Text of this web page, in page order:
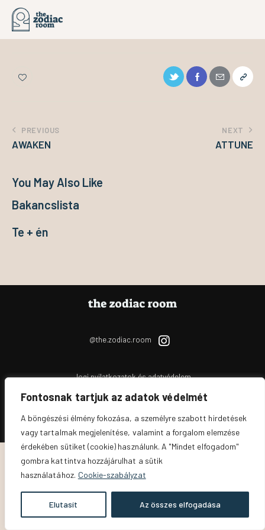
Fontosnak tartjuk az adatok védelmét
A böngészési élmény fokozása, a személyre szabott hirdetések
vagy tartalmak megjelenítése, valamint a forgalom elemzése
érdekében sütiket (cookie) használunk. A "Mindet elfogadom"
gombra kattintva hozzájárulhat a sütik
használatához. Cookie-szabályzat
Elutasít Az összes elfogadása
PREVIOUS
AWAKEN
NEXT
ATTUNE
You May Also Like
Bakancslista
Te + én
@the.zodiac.room
Jogi nyilatkozatok és adatvédelem
The Zodiac Room© 2026. All Rights Reserved.